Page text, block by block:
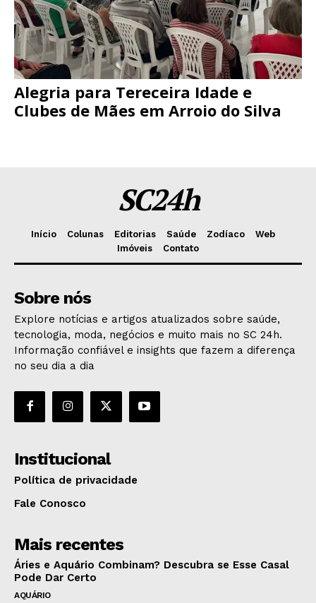
Alegria para Tereceira Idade e
Clubes de Mães em Arroio do Silva
SC24h
Início Colunas Editorias Saúde Zodíaco
Web
Imóveis
Contato
Sobre nós
Explore notícias e artigos atualizados sobre saúde,
tecnologia, moda, negócios e muito mais no SC 24h.
Informação confiável e insights que fazem a diferença
no seu dia a dia
Institucional
Política de privacidade
Fale Conosco
Mais recentes
Áries e Aquário Combinam? Descubra se Esse Casal
Pode Dar Certo
AQUÁRIO